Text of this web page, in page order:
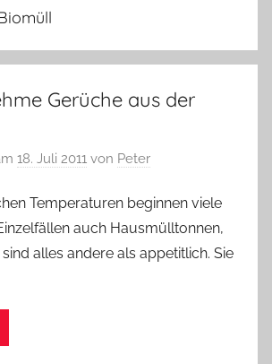
Gerüche aus der
18. Juli 2011 von Peter
Temperaturen beginnen viele
auch Hausmülltonnen,
sind alles andere als appetitlich. Sie